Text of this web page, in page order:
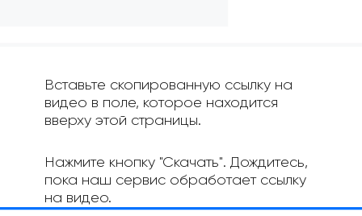
Вставьте скопированную ссылку на
видео в поле, которое находится
вверху этой страницы.
Нажмите кнопку "Скачать". Дождитесь,
пока наш сервис обработает ссылку
на видео.